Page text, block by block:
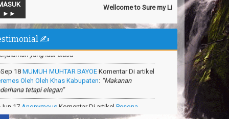
►►
Wellcome to Sure my Live General Intelegency
✍️
13
Komentar Di artikel
Pacuan Kuda Kabupaten Pangandaran
yang luar biasa”
18MUMUH MUHTAR BAYOE
Oleh Oleh Khas Kabupaten:“Makanan
tetapi elegan”
17AnonymousKomentar Di artikelPesona
Madasari Pangandaran
31 Anonymous Komentar Di artikelCara
Shampoo Alami Di Hutan:“Sangat